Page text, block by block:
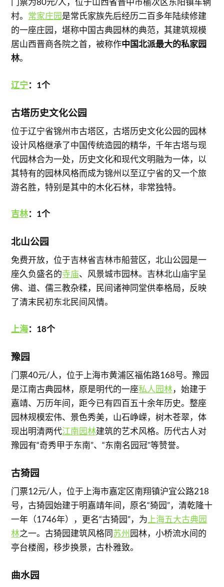
村。 常家庄园是常氏家族先后经历二百多年陆续修建
的一座庄园，堪称中国古典园林的典范，其建筑规模
居山西晋商各院之首，被称作中国北派最大的私家园
林。
辽宁：1个
古塔历史文化公园
位于辽宁省锦州市古塔区，古塔历史文化公园的园林
设计风格继承了中国传统造园的精华，千年古塔与现
代园林合为一处，历史文化和现代文明融为一体，以
其特有的园林风格而成为锦州以至辽宁省的又一个旅
游名胜，特别是其中的木化石林，非常独特。
吉林：1个
北山公园
免费开放，位于吉林省吉林市船营区，北山公园是一
座久负盛名的寺庙、风景城市园林。吉林北山庙宇呈
佛、道、儒三教杂糅，民间诸神同堂供奉格局，反映
了清末民初东北民间风情。
上海：18个
豫园
门票40元/人，位于上海市黄浦区福佑路168号。豫园
是江南古典园林，原是明代的一座私人园林，始建于
嘉靖、万历年间，距今已有四百五十余年历史。整座
园林规模宏伟、景色秀美，山石峥嵘，树木苍翠，体
现出明清两代江南园林建筑的艺术风格。历代古人对
豫园有“奇秀甲于东南”、“东南名园冠”等赞誉。
古猗园
门票12元/人，位于上海市嘉定区南翔镇沪宜公路218
号，古猗园始建于明嘉靖年间，原名“猗园”，清乾隆十
一年（1746年），更名“古猗园”，为 上海五大古典园
林之一。古猗园建筑风格同苏州园林，小桥流水间的
亭台楼阁，移步换景，古朴雅致。
曲水园